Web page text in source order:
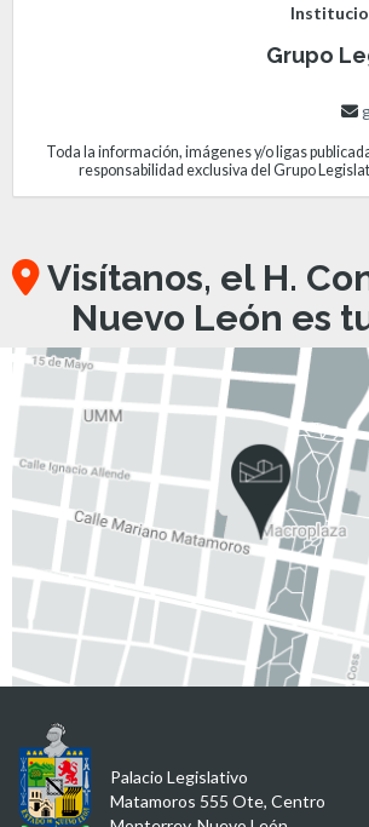
Grupo
Toda la información, imágenes y/o ligas
responsabilidad exclusiva del Grupo
Visítanos, el H.
Nuevo León es
Palacio Legislativo
Matamoros 555 Ote, Centro